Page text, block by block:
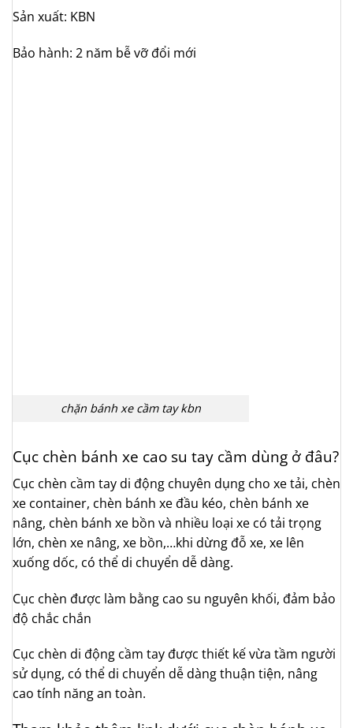
Sản xuất: KBN
Bảo hành: 2 năm bễ vỡ đổi mới
chặn bánh xe cầm tay kbn
Cục chèn bánh xe cao su tay cầm dùng ở đâu?
Cục chèn cầm tay di động chuyên dụng cho xe tải, chèn
xe container, chèn bánh xe đầu kéo, chèn bánh xe
nâng, chèn bánh xe bồn và nhiều loại xe có tải trọng
lớn, chèn xe nâng, xe bồn,…khi dừng đỗ xe, xe lên
xuống dốc, có thể di chuyển dễ dàng.
Cục chèn được làm bằng cao su nguyên khối, đảm bảo
độ chắc chắn
Cục chèn di động cầm tay được thiết kế vừa tầm người
sử dụng, có thể di chuyển dễ dàng thuận tiện, nâng
cao tính năng an toàn.